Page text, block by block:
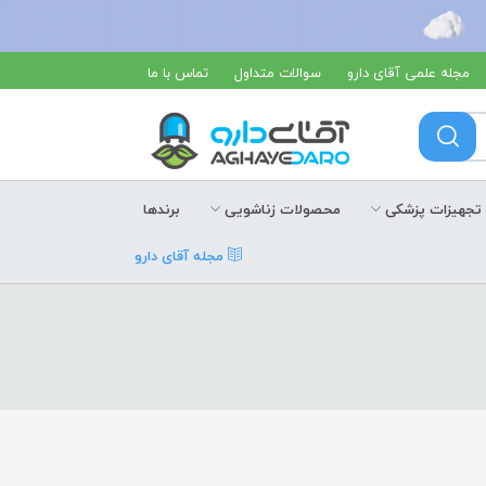
مجله علمی آقای دارو سوالات متداول تماس با ما
تجهیزات پزشکی محصولات زناشویی
برندها
مجله آقای دارو